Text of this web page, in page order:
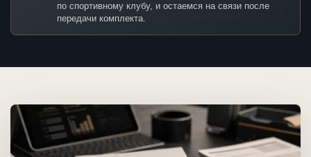
по спортивному клубу, и остаемся на связи после
передачи комплекта.